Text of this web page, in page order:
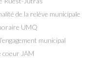
de la relève municipale
UMQ
municipal
coeur JAM